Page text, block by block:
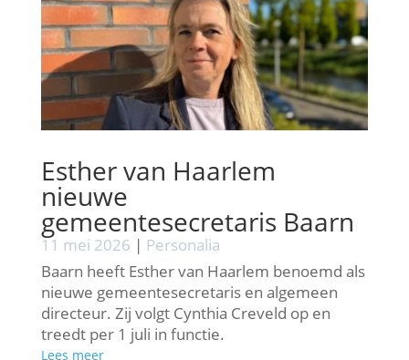
Esther van Haarlem
nieuwe
gemeentesecretaris Baarn
11 mei 2026 | Personalia
Baarn heeft Esther van Haarlem benoemd als
nieuwe gemeentesecretaris en algemeen
directeur. Zij volgt Cynthia Creveld op en
treedt per 1 juli in functie.
Lees meer